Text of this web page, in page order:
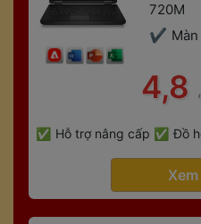
720M
4,8
Hỗ trợ nâng cấp
Đồ